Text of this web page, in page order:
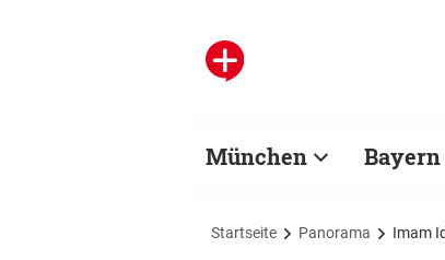
München Bayern
Startseite Panorama Imam